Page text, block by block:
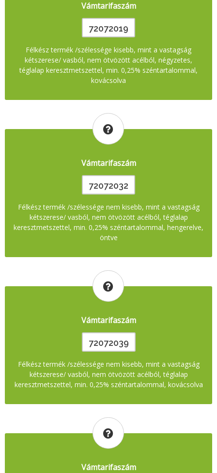
Vámtarifaszám
72072019
Félkész termék /szélessége kisebb, mint a vastagság
kétszerese/ vasból, nem ötvözött acélból, négyzetes,
téglalap keresztmetszettel, min. 0,25% széntartalommal,
kovácsolva
Vámtarifaszám
72072032
Félkész termék /szélessége nem kisebb, mint a vastagság
kétszerese/ vasból, nem ötvözött acélból, téglalap
keresztmetszettel, min. 0,25% széntartalommal, hengerelve,
öntve
Vámtarifaszám
72072039
Félkész termék /szélessége nem kisebb, mint a vastagság
kétszerese/ vasból, nem ötvözött acélból, téglalap
keresztmetszettel, min. 0,25% széntartalommal, kovácsolva
Vámtarifaszám